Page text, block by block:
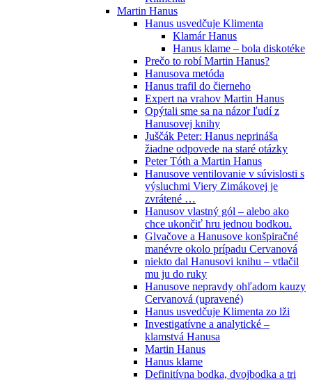
Martin Hanus
Hanus usvedčuje Klimenta
Klamár Hanus
Hanus klame – bola diskotéke
Prečo to robí Martin Hanus?
Hanusova metóda
Hanus trafil do čierneho
Expert na vrahov Martin Hanus
Opýtali sme sa na názor ľudí z
Hanusovej knihy
Juščák Peter: Hanus neprináša
žiadne odpovede na staré otázky
Peter Tóth a Martin Hanus
Hanusove ventilovanie v súvislosti s
výsluchmi Viery Zimákovej je
zvrátené …
Hanusov vlastný gól – alebo ako
chce ukončiť hru jednou bodkou.
Glvačove a Hanusove konšpiračné
manévre okolo prípadu Cervanová
niekto dal Hanusovi knihu – vtlačil
mu ju do ruky
Hanusove nepravdy ohľadom kauzy
Cervanová (upravené)
Hanus usvedčuje Klimenta zo lži
Investigatívne a analytické –
klamstvá Hanusa
Martin Hanus
Hanus klame
Definitívna bodka, dvojbodka a tri